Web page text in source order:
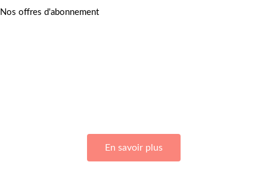
Nos offres d'abonnement
En savoir plus